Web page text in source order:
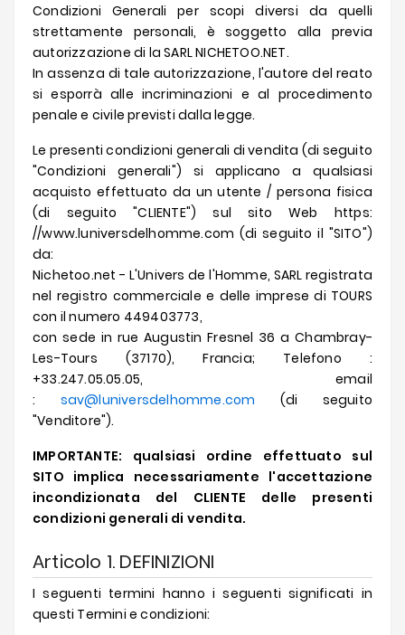
Brands
Nuovi
Prodotti
Offerte
Condizioni Generali per scopi diversi da quelli
strettamente personali, è soggetto alla previa
autorizzazione di la SARL NICHETOO.NET.
In assenza di tale autorizzazione, l'autore del reato
si esporrà alle incriminazioni e al procedimento
penale e civile previsti dalla legge.
Le presenti condizioni generali di vendita (di seguito
"Condizioni generali") si applicano a qualsiasi
acquisto effettuato da un utente / persona fisica
(di seguito "CLIENTE") sul sito Web https:
//www.luniversdelhomme.com (di seguito il "SITO")
da:
Nichetoo.net - L'Univers de l'Homme, SARL registrata
nel registro commerciale e delle imprese di TOURS
con il numero 449403773,
con sede in rue Augustin Fresnel 36 a Chambray-
Les-Tours (37170), Francia; Telefono :
+33.247.05.05.05, email
: sav@luniversdelhomme.com (di seguito
"Venditore").
IMPORTANTE: qualsiasi ordine effettuato sul
SITO implica necessariamente l'accettazione
incondizionata del CLIENTE delle presenti
condizioni generali di vendita.
Articolo 1. DEFINIZIONI
I seguenti termini hanno i seguenti significati in
questi Termini e condizioni: